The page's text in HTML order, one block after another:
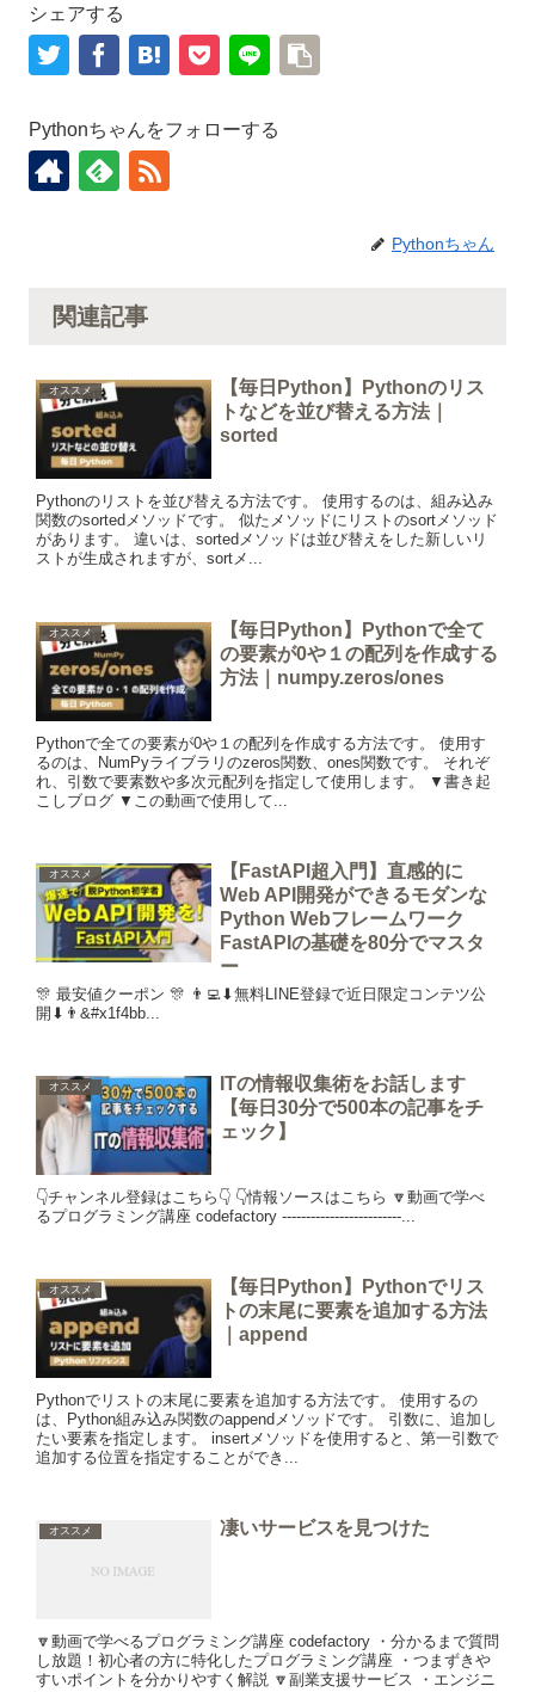
シェアする
Pythonちゃんをフォローする
Pythonちゃん
関連記事
オススメ
【毎日Python】Pythonのリス
トなどを並び替える方法｜
sorted
Pythonのリストを並び替える方法です。 使用するのは、組み込み
関数のsortedメソッドです。 似たメソッドにリストのsortメソッド
があります。 違いは、sortedメソッドは並び替えをした新しいリ
ストが生成されますが、sortメ...
オススメ
【毎日Python】Pythonで全て
の要素が0や１の配列を作成する
方法｜numpy.zeros/ones
Pythonで全ての要素が0や１の配列を作成する方法です。 使用す
るのは、NumPyライブラリのzeros関数、ones関数です。 それぞ
れ、引数で要素数や多次元配列を指定して使用します。 ▼書き起
こしブログ ▼この動画で使用して...
オススメ
【FastAPI超入門】直感的に
Web API開発ができるモダンな
Python Webフレームワーク
FastAPIの基礎を80分でマスタ
ー
🎊 最安値クーポン 🎊 👨‍💻⬇︎無料LINE登録で近日限定コンテツ公
開⬇︎👨‍&#x1f4bb...
オススメ
ITの情報収集術をお話します
【毎日30分で500本の記事をチ
ェック】
👇チャンネル登録はこちら👇 👇情報ソースはこちら 🔽動画で学べ
るプログラミング講座 codefactory -------------------------...
オススメ
【毎日Python】Pythonでリス
トの末尾に要素を追加する方法
｜append
Pythonでリストの末尾に要素を追加する方法です。 使用するの
は、Python組み込み関数のappendメソッドです。 引数に、追加し
たい要素を指定します。 insertメソッドを使用すると、第一引数で
追加する位置を指定することができ...
オススメ 凄いサービスを見つけた
🔽動画で学べるプログラミング講座 codefactory ・分かるまで質問
し放題！初心者の方に特化したプログラミング講座 ・つまずきや
すいポイントを分かりやすく解説 🔽副業支援サービス ・エンジニ